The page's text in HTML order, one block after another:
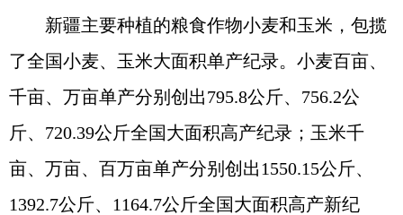
新疆主要种植的粮食作物小麦和玉米，包揽
了全国小麦、玉米大面积单产纪录。小麦百亩、
千亩、万亩单产分别创出795.8公斤、756.2公
斤、720.39公斤全国大面积高产纪录；玉米千
亩、万亩、百万亩单产分别创出1550.15公斤、
1392.7公斤、1164.7公斤全国大面积高产新纪